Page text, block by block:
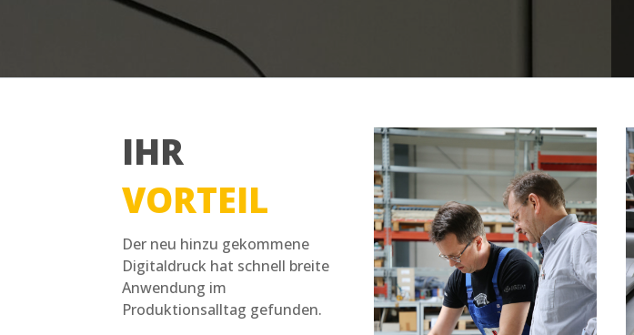
IHR
VORTEIL
Der neu hinzu gekommene
Digitaldruck hat schnell breite
Anwendung im
Produktionsalltag gefunden.